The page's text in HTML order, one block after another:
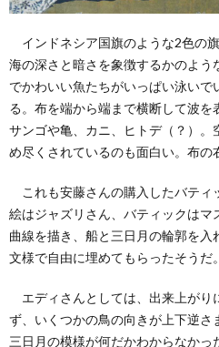
インドネシア国旗のような2色の
海の深さと暗さを象徴するかのよう
でかわいい魚たちがいっぱい泳い
る。布を端から端まで横断して波
サンゴや亀、カニ、ヒトデ（？）。
め尽くされているのも面白い。布の
これも安藤さんの購入したバティ
絵はジャズリさん、バティックは
曲線を描き、船と三日月の輪郭を
文様で自由に埋めてもらったそうだ。
エディさんとしては、出来上がり
ず、いくつかの鳥の向きが上下逆さ
三日月の模様が何だかわからなかっ